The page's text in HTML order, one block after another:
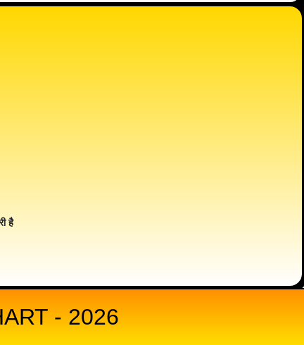
है
- 2026